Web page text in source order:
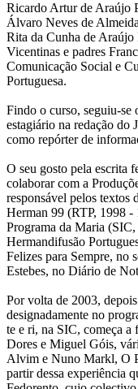
Ricardo Artur de Araújo
Álvaro Neves de
Rita da Cunha de Araújo
Vicentinas e padres
Comunicação Social e
Portuguesa.
Findo o curso, seguiu-
estagiário na redação do
como repórter de
O seu gosto pela escrita
colaborar com a
responsável pelos textos
Herman 99 (RTP, 1998
Programa da Maria
Hermandifusão
Felizes para Sempre, no
Estebes, no Diário de
Por volta de 2003,
designadamente no
te e ri, na SIC, começa
Dores e Miguel Góis,
Alvim e Nuno Markl, O
partir dessa experiência